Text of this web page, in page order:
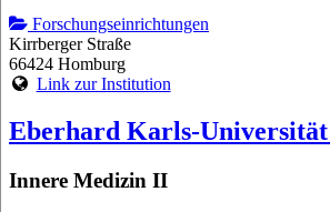
Forschungseinrichtungen
Kirrberger Straße
66424 Homburg
Link zur Institution
Eberhard Karls-
Innere Medizin II